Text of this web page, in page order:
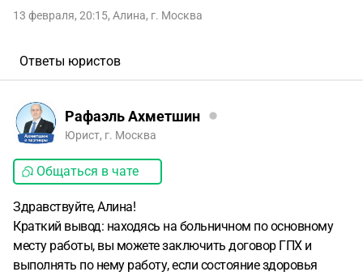
13 февраля, 20:15, Алина, г. Москва
Ответы юристов
Рафаэль Ахметшин
Юрист, г. Москва
Общаться в чате
Здравствуйте, Алина!
Краткий вывод: находясь на больничном по основному
месту работы, вы можете заключить договор ГПХ и
выполнять по нему работу, если состояние здоровья